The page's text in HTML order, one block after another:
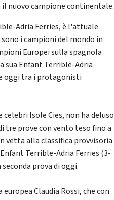
nuovo campione continentale.
Adria Ferries, è l'attuale
i campioni del mondo in
Europei sulla spagnola
sua Enfant Terrible-Adria
oggi tra i protagonisti
Isole Cies, non ha deluso
tre prove con vento teso fino a
vetta alla classifica provvisoria
Terrible-Adria Ferries (3-
prova di oggi.
Claudia Rossi, che con